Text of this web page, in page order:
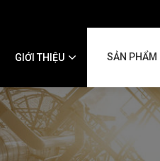
GIỚI THIỆU SẢN PHẨM